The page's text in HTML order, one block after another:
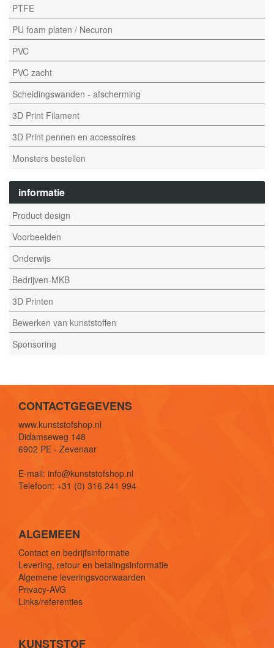
PTFE
PU foam platen / Necuron
PVC
PVC zacht
Scheidingswanden - afscherming
3D Print Filament
3D Print pennen en accessoires
Monsters bestellen
informatie
Product design
Voorbeelden
Onderwijs
Bedrijven-MKB
3D Printen
Bewerken van kunststoffen
Sponsoring
CONTACTGEGEVENS
www.kunststofshop.nl
Didamseweg 148
6902 PE - Zevenaar
E-mail: info@kunststofshop.nl
Telefoon: +31 (0) 316 241 994
ALGEMEEN
Contact en bedrijfsinformatie
Levering, retour en betalingsinformatie
Algemene leveringsvoorwaarden
Privacy-AVG
Links/referenties
KUNSTSTOF